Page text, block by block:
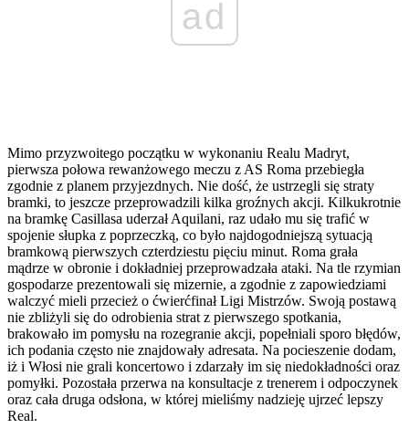
ad
Mimo przyzwoitego początku w wykonaniu Realu Madryt,
pierwsza połowa rewanżowego meczu z AS Roma przebiegła
zgodnie z planem przyjezdnych. Nie dość, że ustrzegli się straty
bramki, to jeszcze przeprowadzili kilka groźnych akcji. Kilkukrotnie
na bramkę Casillasa uderzał Aquilani, raz udało mu się trafić w
spojenie słupka z poprzeczką, co było najdogodniejszą sytuacją
bramkową pierwszych czterdziestu pięciu minut. Roma grała
mądrze w obronie i dokładniej przeprowadzała ataki. Na tle rzymian
gospodarze prezentowali się mizernie, a zgodnie z zapowiedziami
walczyć mieli przecież o ćwierćfinał Ligi Mistrzów. Swoją postawą
nie zbliżyli się do odrobienia strat z pierwszego spotkania,
brakowało im pomysłu na rozegranie akcji, popełniali sporo błędów,
ich podania często nie znajdowały adresata. Na pocieszenie dodam,
iż i Włosi nie grali koncertowo i zdarzały im się niedokładności oraz
pomyłki. Pozostała przerwa na konsultacje z trenerem i odpoczynek
oraz cała druga odsłona, w której mieliśmy nadzieję ujrzeć lepszy
Real.